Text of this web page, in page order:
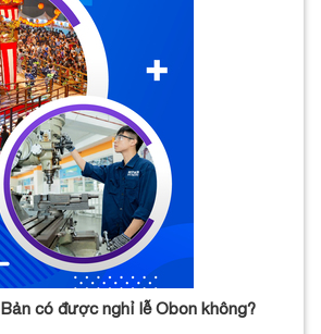
có được nghỉ lễ Obon không?